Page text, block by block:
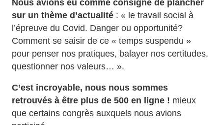
Nous avions eu comme consigne de plancher
sur un thème d’actualité : « le travail social à
l’épreuve du Covid. Danger ou opportunité?
Comment se saisir de ce « temps suspendu »
pour penser nos pratiques, balayer nos certitudes,
questionner nos valeurs… ».
C’est incroyable, nous nous sommes
retrouvés à être plus de 500 en ligne ! mieux
que certains congrès auxquels nous avions